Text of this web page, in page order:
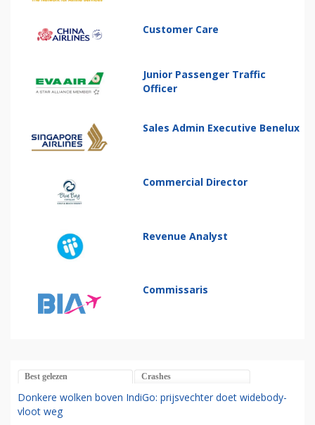
Customer Care
Junior Passenger Traffic
Officer
Sales Admin Executive Benelux
Commercial Director
Revenue Analyst
Commissaris
Best gelezen Crashes
Donkere wolken boven IndiGo: prijsvechter doet widebody-
vloot weg